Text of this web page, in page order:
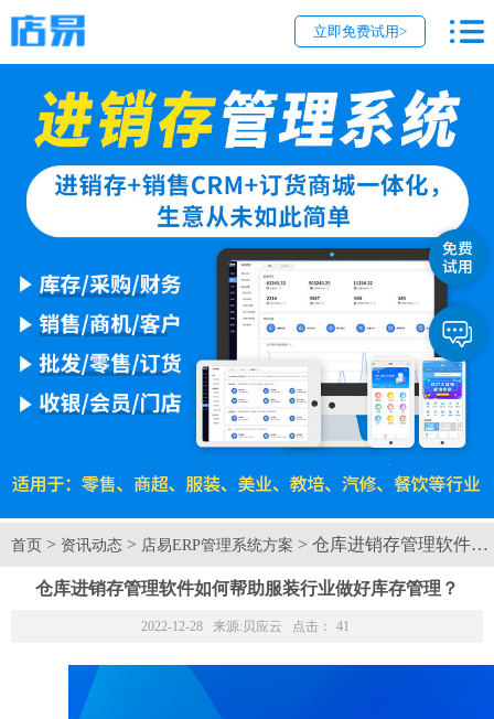
立即免费试用>
首页 > 资讯动态 > 店易ERP管理系统方案 > 仓库进销存管理软件
仓库进销存管理软件如何帮助服装行业做好库存管理？
2022-12-28 来源: 贝应云 点击： 41